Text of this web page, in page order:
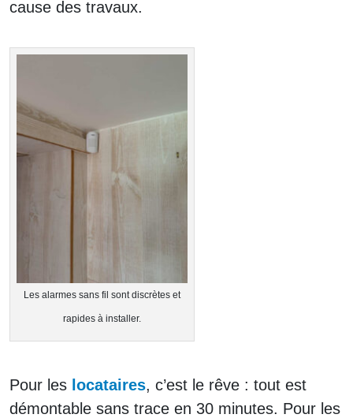
cause des travaux.
Les alarmes sans fil sont discrètes et
rapides à installer.
Pour les locataires, c’est le rêve : tout est
démontable sans trace en 30 minutes. Pour les